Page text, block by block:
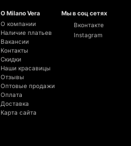
О Milano Vera
О компании
Наличие платьев
Вакансии
Контакты
Скидки
Наши красавицы
Отзывы
Оптовые продажи
Оплата
Доставка
Карта сайта
Мы в соц сетях
Вконтакте
Instagram